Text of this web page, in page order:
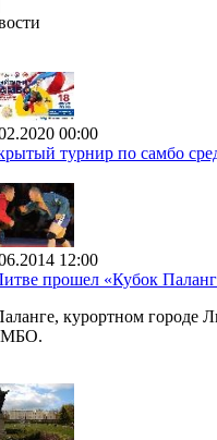
00:00
турнир по самбо
12:00
прошел «Кубок
курортном городе